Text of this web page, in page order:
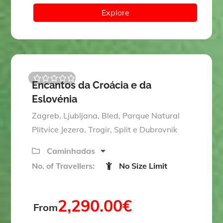
Explore
0
o
u
t
o
f
5
Encantos da Croácia e da
Eslovénia
Zagreb, Ljubljana, Bled, Parque Natural
Plitvice Jezera, Trogir, Split e Dubrovnik
Caminhadas
No. of Travellers:
No Size Limit
From2,290.00€